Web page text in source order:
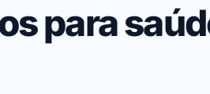
para